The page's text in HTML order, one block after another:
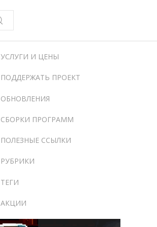
УСЛУГИ И ЦЕНЫ
ПОДДЕРЖАТЬ ПРОЕКТ
ОБНОВЛЕНИЯ
СБОРКИ ПРОГРАММ
ПОЛЕЗНЫЕ ССЫЛКИ
РУБРИКИ
ТЕГИ
АКЦИИ